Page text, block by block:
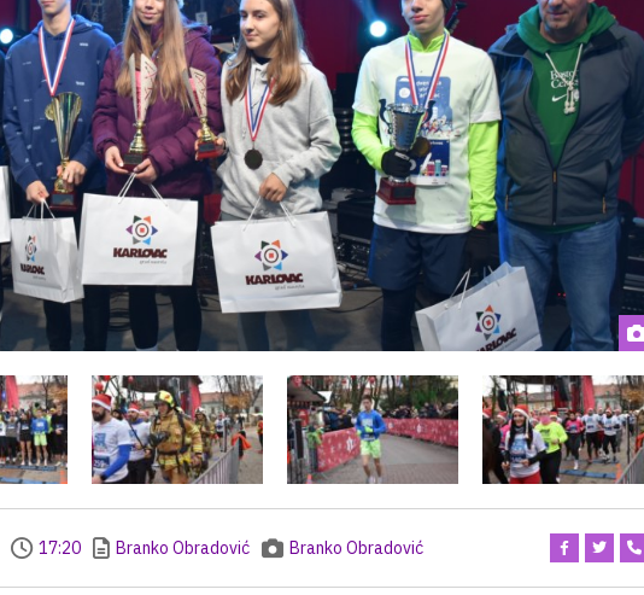
17:20 Branko Obradović Branko Obradović